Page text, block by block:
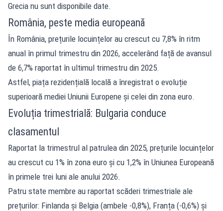
Grecia nu sunt disponibile date.
România, peste media europeană
În România, prețurile locuințelor au crescut cu 7,8% în ritm
anual în primul trimestru din 2026, accelerând față de avansul
de 6,7% raportat în ultimul trimestru din 2025.
Astfel, piața rezidențială locală a înregistrat o evoluție
superioară mediei Uniunii Europene și celei din zona euro.
Evoluția trimestrială: Bulgaria conduce
clasamentul
Raportat la trimestrul al patrulea din 2025, prețurile locuințelor
au crescut cu 1% în zona euro și cu 1,2% în Uniunea Europeană
în primele trei luni ale anului 2026.
Patru state membre au raportat scăderi trimestriale ale
prețurilor: Finlanda și Belgia (ambele -0,8%), Franța (-0,6%) și